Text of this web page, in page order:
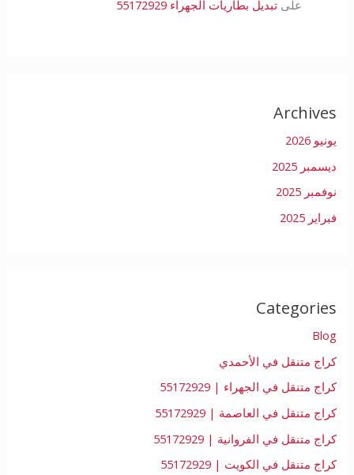
علىتبديل بطاريات الجهراء 55172929
Archives
يونيو 2026
ديسمبر 2025
نوفمبر 2025
فبراير 2025
Categories
Blog
كراج متنقل في الأحمدي
كراج متنقل في الجهراء | 55172929
كراج متنقل في العاصمة | 55172929
كراج متنقل في الفروانية | 55172929
كراج متنقل في الكويت | 55172929